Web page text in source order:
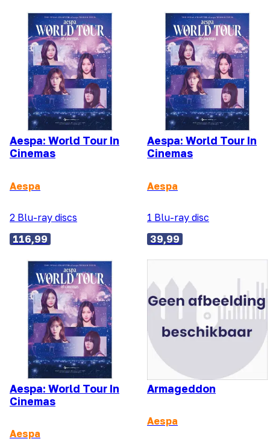
Aespa: World Tour In
Cinemas
Aespa
2 Blu-ray discs
116,99
Aespa: World Tour In
Cinemas
Aespa
1 Blu-ray disc
39,99
Aespa: World Tour In
Cinemas
Aespa
Armageddon
Aespa